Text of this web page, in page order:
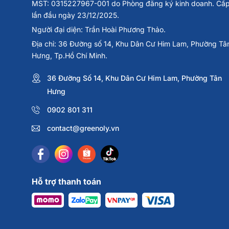
MST: 0315227967-001 do Phòng đăng ký kinh doanh.
lần đầu ngày 23/12/2025.
Người đại diện: Trần Hoài Phương Thảo.
Địa chỉ: 36 Đường số 14, Khu Dân Cư Him Lam, Phường
Hưng, Tp.Hồ Chí Minh.
36 Đường Số 14, Khu Dân Cư Him Lam, Phường Tân
Hưng
0902 801 311
contact@greenoly.vn
Hỗ trợ thanh toán